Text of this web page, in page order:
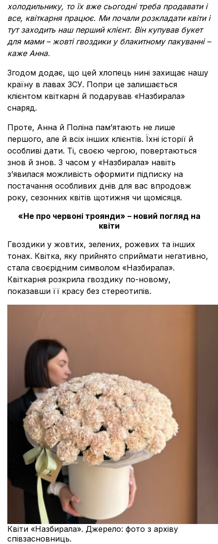
холодильнику, то їх вже сьогодні треба продавати і
все, квіткарня працює. Ми почали розкладати квіти і
тут заходить наш перший клієнт. Він купував букет
для мами – жовті гвоздики у блакитному пакуванні –
каже Анна.
Згодом додає, що цей хлопець нині захищає нашу
країну в лавах ЗСУ. Попри це залишається
клієнтом квіткарні й подарував «Назбирала»
снаряд.
Проте, Анна й Поліна памʼятають не лише
першого, але й всіх інших клієнтів. Їхні історії й
особливі дати. Ті, своєю чергою, повертаються
знов й знов. З часом у «Назбирала» навіть
зʼявилася можливість оформити підписку на
постачання особливих днів для вас впродовж
року, сезонних квітів щотижня чи щомісяця.
«Не про червоні троянди» – новий погляд на
квіти
Гвоздики у жовтих, зелених, рожевих та інших
тонах. Квітка, яку прийнято сприймати негативно,
стала своєрідним символом «Назбирала».
Квіткарня розкрила гвоздику по-новому,
показавши її красу без стереотипів.
Квіти «Назбирала». Джерело: фото з архіву
співзасновниць.